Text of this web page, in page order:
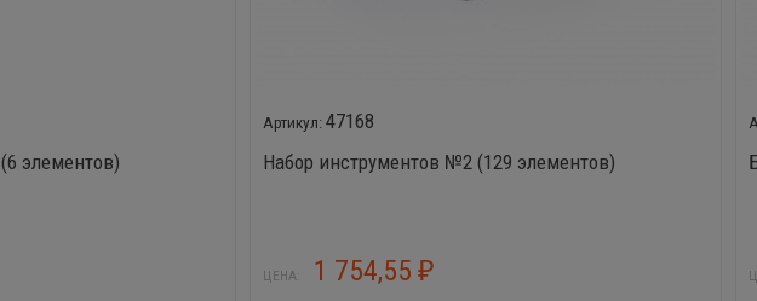
элементов)
47168
Набор инструментов №2 (129 элементов)
ЦЕНА: 1 754,55 ₽